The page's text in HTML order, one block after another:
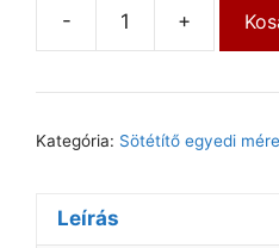
- +
Kategória: Sötétítő egyedi
Leírás